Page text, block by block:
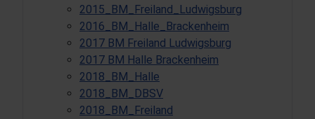
2015_BM_Freiland_Ludwigsburg
2016_BM_Halle_Brackenheim
2017 BM Freiland Ludwigsburg
2017 BM Halle Brackenheim
2018_BM_Halle
2018_BM_DBSV
2018_BM_Freiland